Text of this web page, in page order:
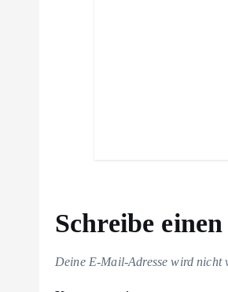
Schreibe
Deine E-Mail-Adresse wird nicht